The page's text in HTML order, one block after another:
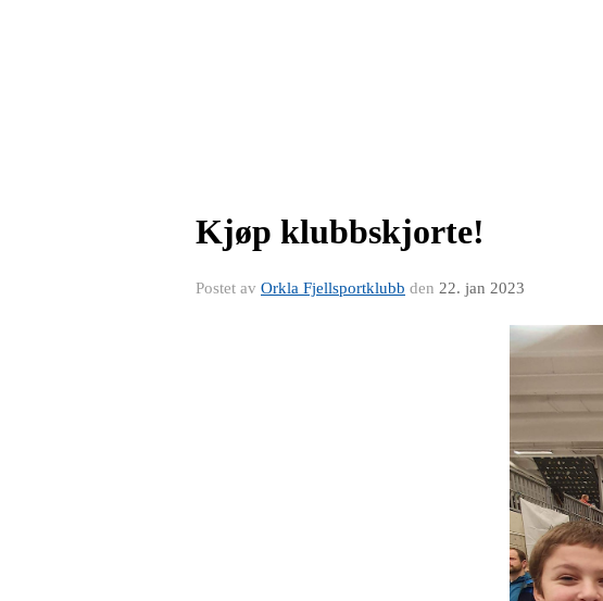
Kjøp klubbskjorte!
Postet av Orkla Fjellsportklubb den 22. jan 2023